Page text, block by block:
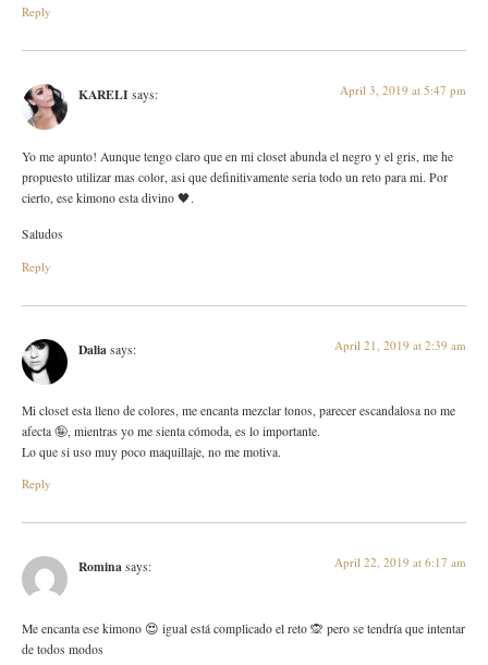
Reply
KARELI says: April 3, 2019 at 5:47 pm
Yo me apunto! Aunque tengo claro que en mi closet abunda el negro y el gris, me he
propuesto utilizar mas color, asi que definitivamente seria todo un reto para mi. Por
cierto, ese kimono esta divino 🖤.
Saludos
Reply
Dalia says: April 21, 2019 at 2:39 am
Mi closet esta lleno de colores, me encanta mezclar tonos, parecer escandalosa no me
afecta 🤪, mientras yo me sienta cómoda, es lo importante.
Lo que si uso muy poco maquillaje, no me motiva.
Reply
Romina says: April 22, 2019 at 6:17 am
Me encanta ese kimono 😍 igual está complicado el reto 🙊 pero se tendría que intentar
de todos modos